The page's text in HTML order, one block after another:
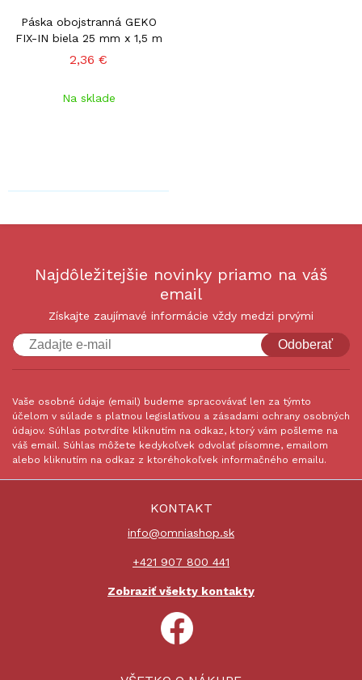
Páska obojstranná GEKO
FIX-IN biela 25 mm x 1,5 m
2,36 €
Na sklade
Najdôležitejšie novinky priamo na váš
email
Získajte zaujímavé informácie vždy medzi prvými
Odoberať
Vaše osobné údaje (email) budeme spracovávať len za týmto
účelom v súlade s platnou legislatívou a zásadami ochrany osobných
údajov. Súhlas potvrdíte kliknutím na odkaz, ktorý vám pošleme na
váš email. Súhlas môžete kedykoľvek odvolať písomne, emailom
alebo kliknutím na odkaz z ktoréhokoľvek informačného emailu.
KONTAKT
info@omniashop.sk
+421 907 800 441
Zobraziť všekty kontakty